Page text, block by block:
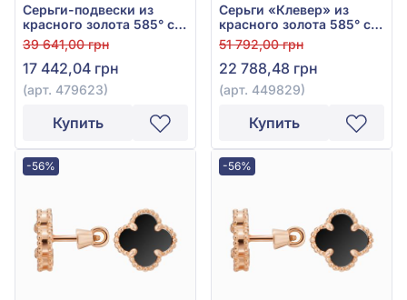
Серьги-подвески из
красного золота 585° с
чёрным агатом, арт.
479623
39 641,00 грн
17 442,04 грн
(арт. 479623)
Купить
Серьги «Клевер» из
красного золота 585° с
чёрным агатом, арт.
449829
51 792,00 грн
22 788,48 грн
(арт. 449829)
Купить
-56% -56%